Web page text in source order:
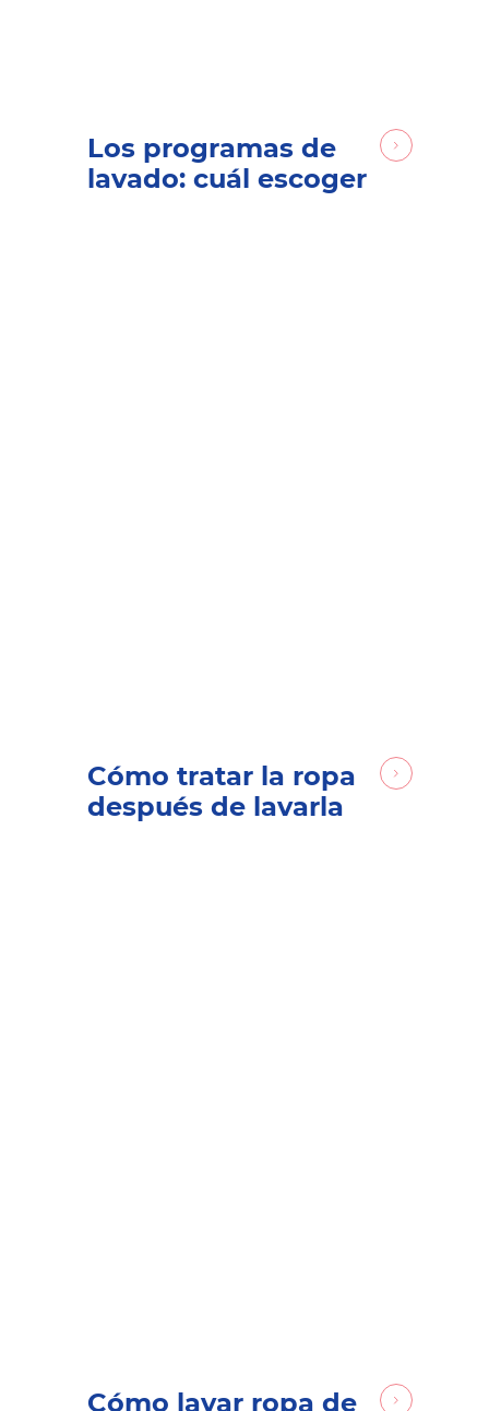
Los programas de
lavado: cuál escoger
Cómo tratar la ropa
después de lavarla
Cómo lavar ropa de